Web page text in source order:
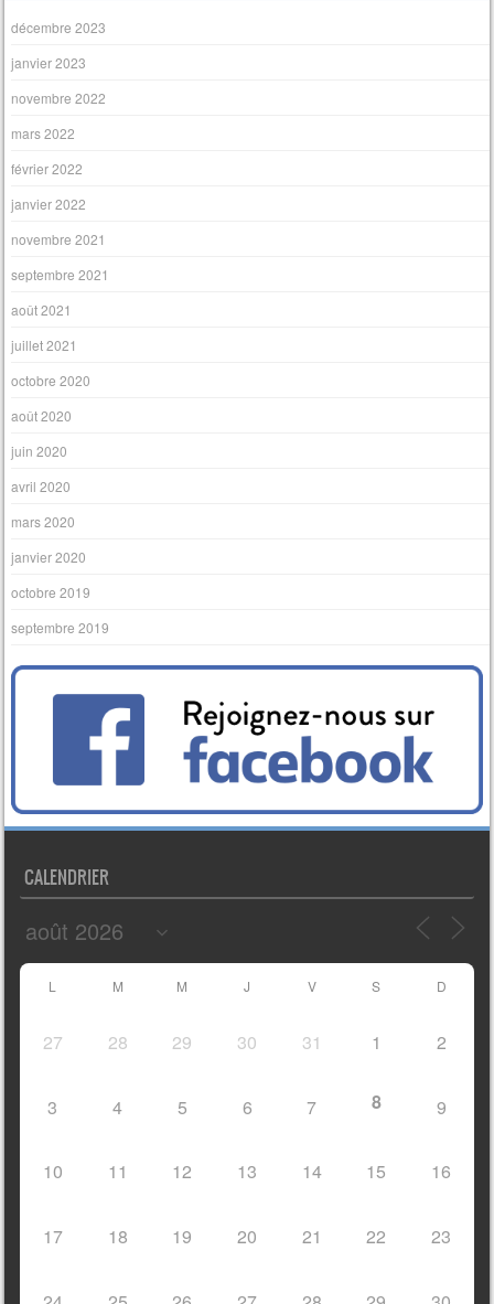
décembre 2023
janvier 2023
novembre 2022
mars 2022
février 2022
janvier 2022
novembre 2021
septembre 2021
août 2021
juillet 2021
octobre 2020
août 2020
juin 2020
avril 2020
mars 2020
janvier 2020
octobre 2019
septembre 2019
CALENDRIER
L M M J V S D
27 28 29 30 31 1 2
3 4 5 6 7 8 9
10 11 12 13 14 15 16
17 18 19 20 21 22 23